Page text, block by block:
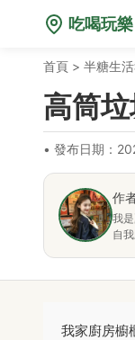
吃喝玩
首頁 > 半糖生
高筒
• 發布日期：
作
我
自
我家廚房櫥